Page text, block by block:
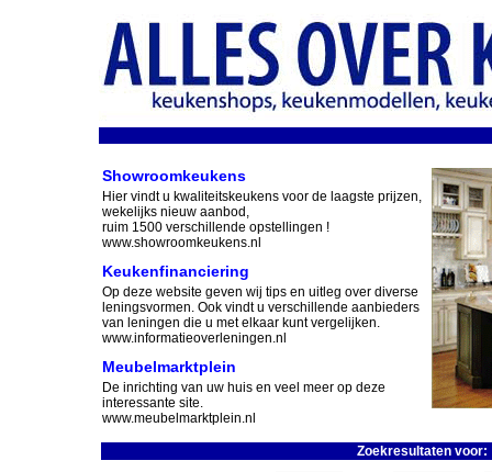
Showroomkeukens
Hier vindt u kwaliteitskeukens voor de laagste prijzen,
wekelijks nieuw aanbod,
ruim 1500 verschillende opstellingen !
www.showroomkeukens.nl
Keukenfinanciering
Op deze website geven wij tips en uitleg over diverse
leningsvormen. Ook vindt u verschillende aanbieders
van leningen die u met elkaar kunt vergelijken.
www.informatieoverleningen.nl
Meubelmarktplein
De inrichting van uw huis en veel meer op deze
interessante site.
www.meubelmarktplein.nl
Zoekresultaten